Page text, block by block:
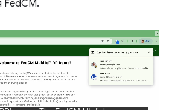
FedCM.